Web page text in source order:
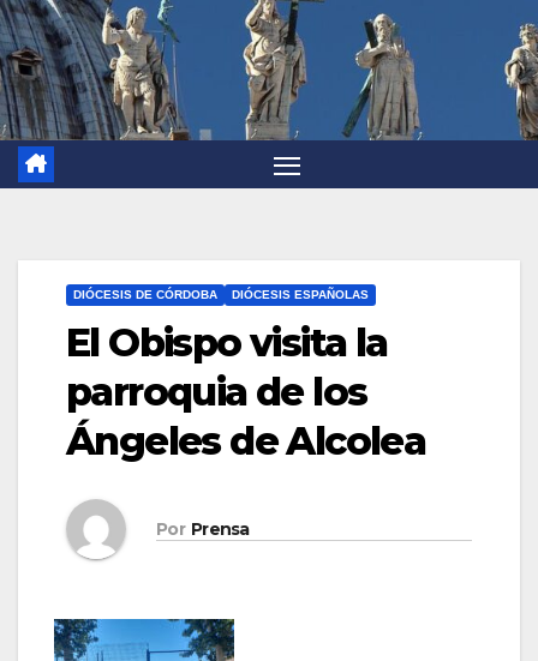
DIÓCESIS DE CÓRDOBA DIÓCESIS ESPAÑOLAS
El Obispo visita la
parroquia de los
Ángeles de Alcolea
Por Prensa